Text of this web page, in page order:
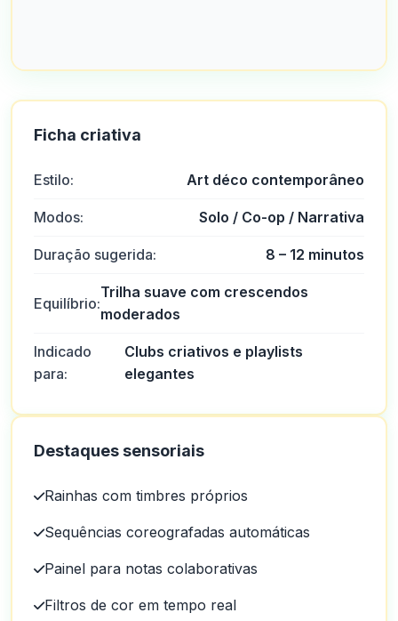
Ficha criativa
Estilo: Art déco contemporâneo
Modos: Solo / Co-op / Narrativa
Duração sugerida: 8 – 12 minutos
Equilíbrio:
Trilha suave com crescendos
moderados
Indicado
para:
Clubs criativos e playlists
elegantes
Destaques sensoriais
Rainhas com timbres próprios
Sequências coreografadas automáticas
Painel para notas colaborativas
Filtros de cor em tempo real